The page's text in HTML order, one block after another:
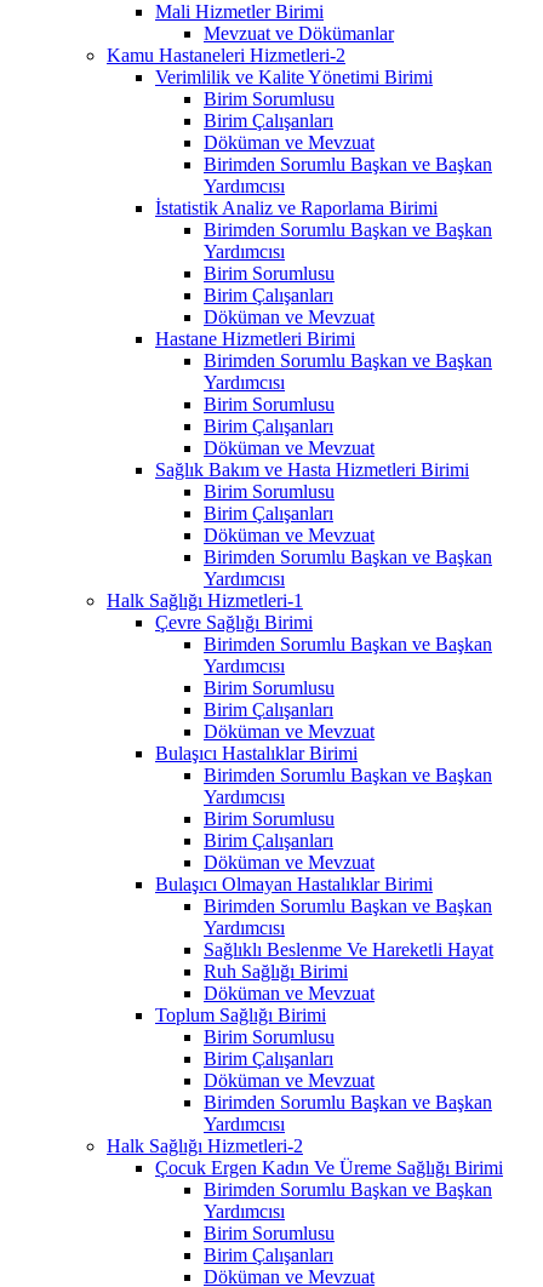
Mali Hizmetler Birimi
Mevzuat ve Dökümanlar
Kamu Hastaneleri Hizmetleri-2
Verimlilik ve Kalite Yönetimi Birimi
Birim Sorumlusu
Birim Çalışanları
Döküman ve Mevzuat
Birimden Sorumlu Başkan ve Başkan
Yardımcısı
İstatistik Analiz ve Raporlama Birimi
Birimden Sorumlu Başkan ve Başkan
Yardımcısı
Birim Sorumlusu
Birim Çalışanları
Döküman ve Mevzuat
Hastane Hizmetleri Birimi
Birimden Sorumlu Başkan ve Başkan
Yardımcısı
Birim Sorumlusu
Birim Çalışanları
Döküman ve Mevzuat
Sağlık Bakım ve Hasta Hizmetleri Birimi
Birim Sorumlusu
Birim Çalışanları
Döküman ve Mevzuat
Birimden Sorumlu Başkan ve Başkan
Yardımcısı
Halk Sağlığı Hizmetleri-1
Çevre Sağlığı Birimi
Birimden Sorumlu Başkan ve Başkan
Yardımcısı
Birim Sorumlusu
Birim Çalışanları
Döküman ve Mevzuat
Bulaşıcı Hastalıklar Birimi
Birimden Sorumlu Başkan ve Başkan
Yardımcısı
Birim Sorumlusu
Birim Çalışanları
Döküman ve Mevzuat
Bulaşıcı Olmayan Hastalıklar Birimi
Birimden Sorumlu Başkan ve Başkan
Yardımcısı
Sağlıklı Beslenme Ve Hareketli Hayat
Ruh Sağlığı Birimi
Döküman ve Mevzuat
Toplum Sağlığı Birimi
Birim Sorumlusu
Birim Çalışanları
Döküman ve Mevzuat
Birimden Sorumlu Başkan ve Başkan
Yardımcısı
Halk Sağlığı Hizmetleri-2
Çocuk Ergen Kadın Ve Üreme Sağlığı Birimi
Birimden Sorumlu Başkan ve Başkan
Yardımcısı
Birim Sorumlusu
Birim Çalışanları
Döküman ve Mevzuat